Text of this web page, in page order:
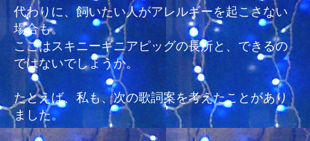
ニ
ッ
へ
の
代わりに、飼いたい人がアレルギーを起こさない
場合も。
ここはスキニーギニアピッグの長所と、できるの
ではないでしょうか。
たとえば、私も、次の歌詞案を考えたことがあり
ました。